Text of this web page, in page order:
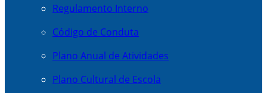
Regulamento Interno
Código de Conduta
Plano Anual de Atividades
Plano Cultural de Escola